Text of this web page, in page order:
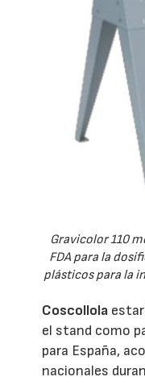
Gravicolor 110
FDA para la
plásticos para la
Coscollola
el stand como
para España,
nacionales